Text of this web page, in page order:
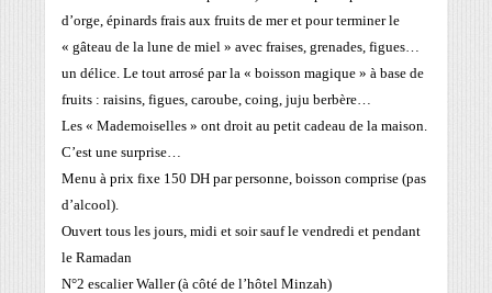
d’orge, épinards frais aux fruits de mer et pour terminer le
« gâteau de la lune de miel » avec fraises, grenades, figues…
un délice. Le tout arrosé par la « boisson magique » à base de
fruits : raisins, figues, caroube, coing, juju berbère…
Les « Mademoiselles » ont droit au petit cadeau de la maison.
C’est une surprise…
Menu à prix fixe 150 DH par personne, boisson comprise (pas
d’alcool).
Ouvert tous les jours, midi et soir sauf le vendredi et pendant
le Ramadan
N°2 escalier Waller (à côté de l’hôtel Minzah)